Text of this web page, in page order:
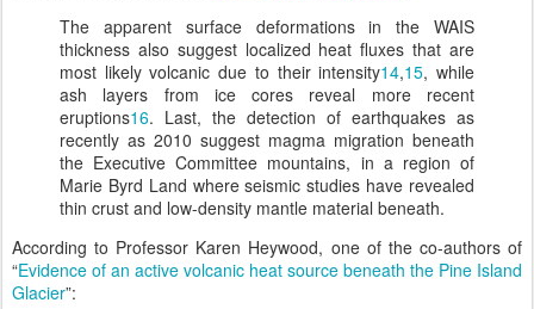
The apparent surface deformations in the WAIS
thickness also suggest localized heat fluxes that are
most likely volcanic due to their intensity14,15, while
ash layers from ice cores reveal more recent
eruptions16. Last, the detection of earthquakes as
recently as 2010 suggest magma migration beneath
the Executive Committee mountains, in a region of
Marie Byrd Land where seismic studies have revealed
thin crust and low-density mantle material beneath.
According to Professor Karen Heywood, one of the co-authors of
“Evidence of an active volcanic heat source beneath the Pine Island
Glacier”: